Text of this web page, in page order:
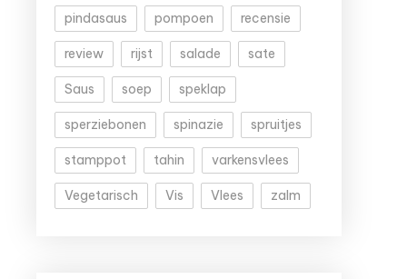
pindasaus pompoen recensie
review rijst salade sate
Saus soep speklap
sperziebonen spinazie spruitjes
stamppot tahin varkensvlees
Vegetarisch Vis Vlees zalm